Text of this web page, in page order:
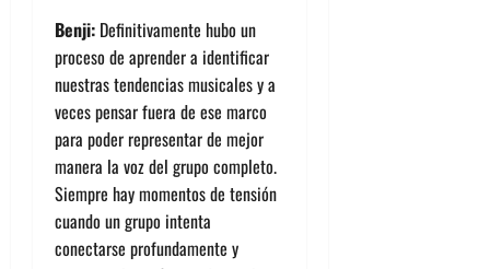
Benji: Definitivamente hubo un
proceso de aprender a identificar
nuestras tendencias musicales y a
veces pensar fuera de ese marco
para poder representar de mejor
manera la voz del grupo completo.
Siempre hay momentos de tensión
cuando un grupo intenta
conectarse profundamente y